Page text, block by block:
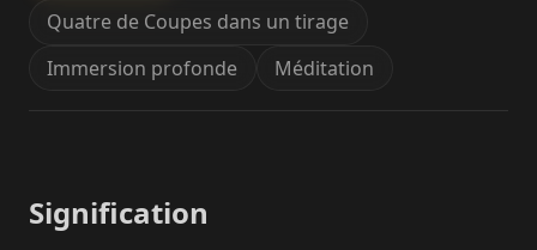
Quatre de Coupes dans un tirage
Immersion profonde
Méditation
Signification